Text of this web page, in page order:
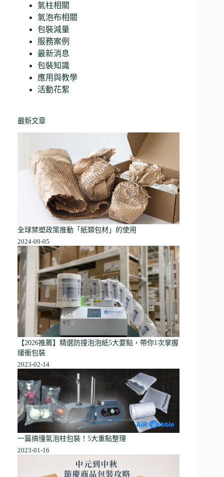
氣柱相關
氣泡布相關
包裝減量
服務案例
最新消息
包裝知識
應用與教學
活動花絮
最新文章
全球禁塑政策推動「紙類包材」的使用
2024-09-05
【2026推薦】精選防撞泡泡紙5大要點，帶你1次掌握
緩衝包裝
2023-02-14
一篇搞懂氣泡柱包裝！5大重點整理
2023-01-16